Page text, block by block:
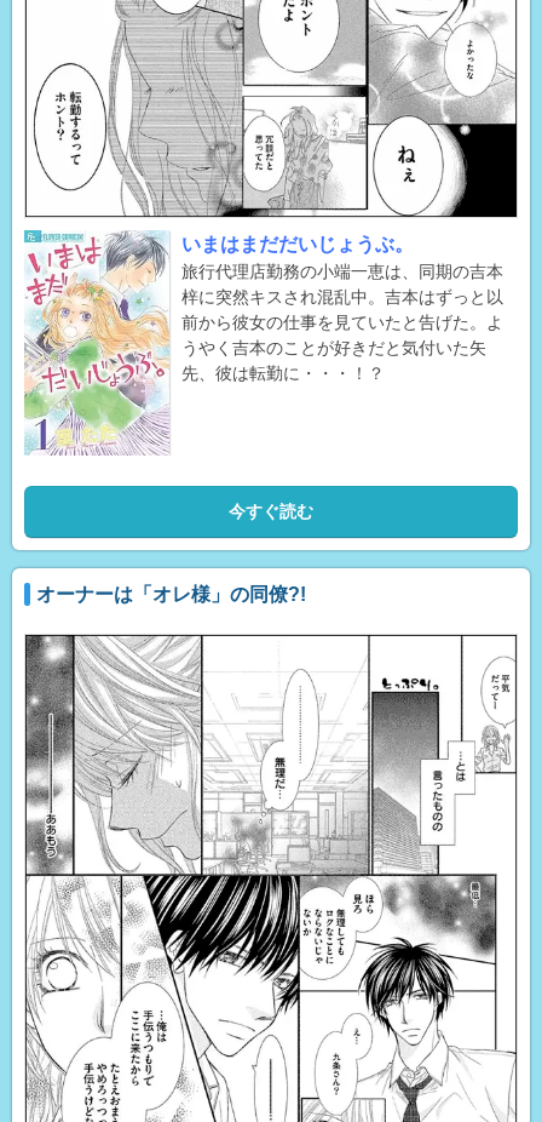
いまはまだだいじょうぶ。
旅行代理店勤務の小端一恵は、同期の吉本
梓に突然キスされ混乱中。吉本はずっと以
前から彼女の仕事を見ていたと告げた。よ
うやく吉本のことが好きだと気付いた矢
先、彼は転勤に・・・！？
今すぐ読む
オーナーは「オレ様」の同僚?!